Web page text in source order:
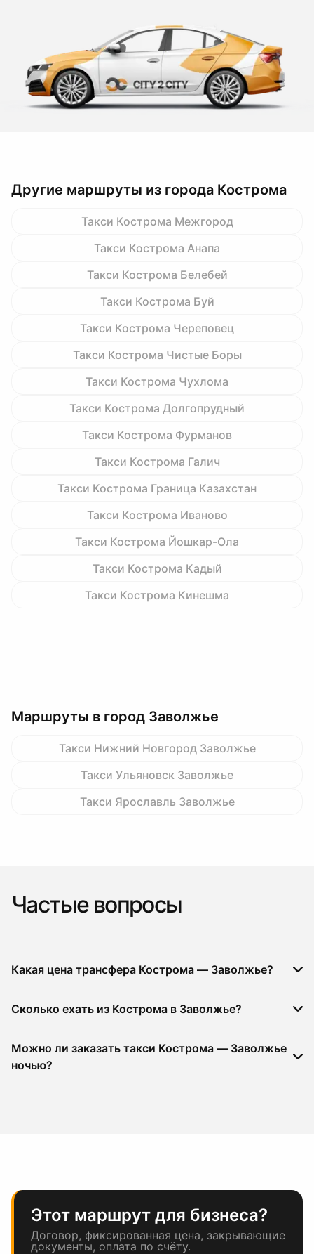
Другие маршруты из города Кострома
Такси Кострома Межгород
Такси Кострома Анапа
Такси Кострома Белебей
Такси Кострома Буй
Такси Кострома Череповец
Такси Кострома Чистые Боры
Такси Кострома Чухлома
Такси Кострома Долгопрудный
Такси Кострома Фурманов
Такси Кострома Галич
Такси Кострома Граница Казахстан
Такси Кострома Иваново
Такси Кострома Йошкар-Ола
Такси Кострома Кадый
Такси Кострома Кинешма
Маршруты в город Заволжье
Такси Нижний Новгород Заволжье
Такси Ульяновск Заволжье
Такси Ярославль Заволжье
Частые вопросы
Какая цена трансфера Кострома — Заволжье?
Сколько ехать из Кострома в Заволжье?
Можно ли заказать такси Кострома — Заволжье
ночью?
Этот маршрут для бизнеса?
Договор, фиксированная цена, закрывающие
документы, оплата по счёту.